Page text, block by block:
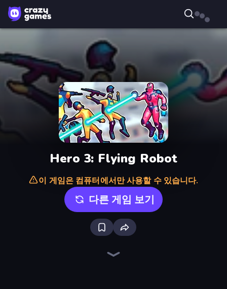
Hero 3: Flying Robot
이 게임은 컴퓨터에서만 사용할 수 있습니다.
다른 게임 보기